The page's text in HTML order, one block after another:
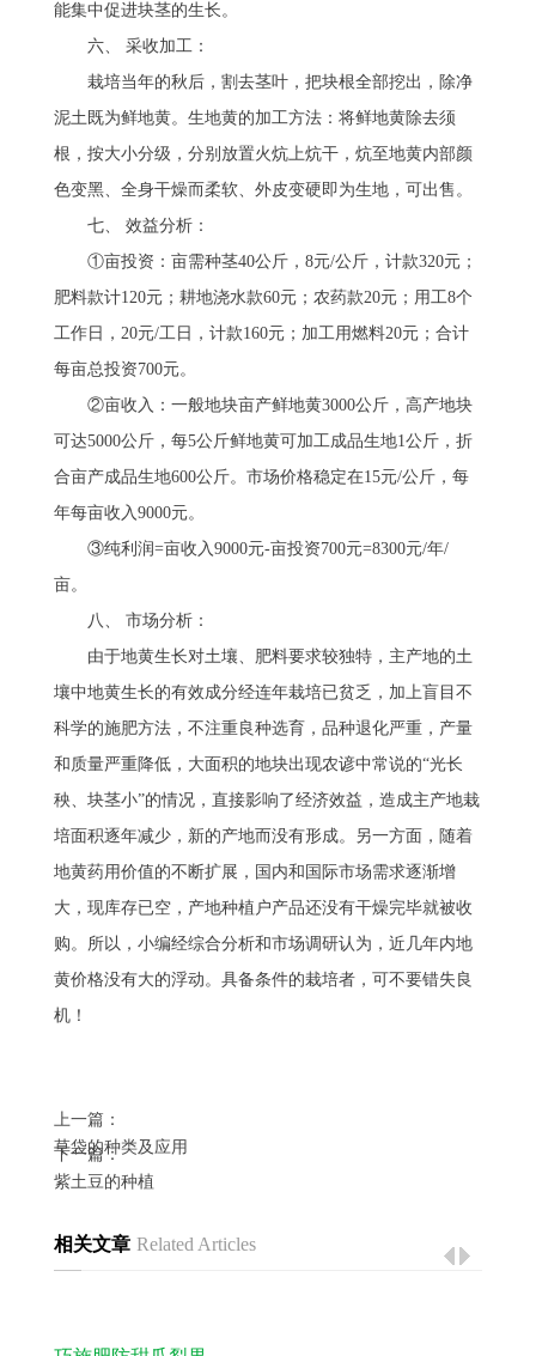
能集中促进块茎的生长。
六、 采收加工：
栽培当年的秋后，割去茎叶，把块根全部挖出，除净
泥土既为鲜地黄。生地黄的加工方法：将鲜地黄除去须
根，按大小分级，分别放置火炕上炕干，炕至地黄内部颜
色变黑、全身干燥而柔软、外皮变硬即为生地，可出售。
七、 效益分析：
①亩投资：亩需种茎40公斤，8元/公斤，计款320元；
肥料款计120元；耕地浇水款60元；农药款20元；用工8个
工作日，20元/工日，计款160元；加工用燃料20元；合计
每亩总投资700元。
②亩收入：一般地块亩产鲜地黄3000公斤，高产地块
可达5000公斤，每5公斤鲜地黄可加工成品生地1公斤，折
合亩产成品生地600公斤。市场价格稳定在15元/公斤，每
年每亩收入9000元。
③纯利润=亩收入9000元-亩投资700元=8300元/年/
亩。
八、 市场分析：
由于地黄生长对土壤、肥料要求较独特，主产地的土
壤中地黄生长的有效成分经连年栽培已贫乏，加上盲目不
科学的施肥方法，不注重良种选育，品种退化严重，产量
和质量严重降低，大面积的地块出现农谚中常说的“光长
秧、块茎小”的情况，直接影响了经济效益，造成主产地栽
培面积逐年减少，新的产地而没有形成。另一方面，随着
地黄药用价值的不断扩展，国内和国际市场需求逐渐增
大，现库存已空，产地种植户产品还没有干燥完毕就被收
购。所以，小编经综合分析和市场调研认为，近几年内地
黄价格没有大的浮动。具备条件的栽培者，可不要错失良
机！
上一篇：
草袋的种类及应用
下一篇：
紫土豆的种植
相关文章 Related Articles